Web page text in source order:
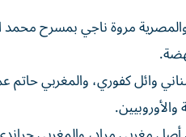
والمصرية مروة ناجي بمسرح
بينهم اللبناني وائل كفوري،